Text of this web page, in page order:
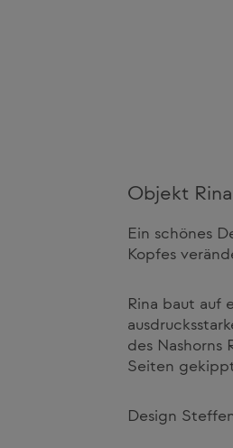
Objekt
Ein schönes
Kopfes
Rina baut auf
des Nashorns
Seiten
Design